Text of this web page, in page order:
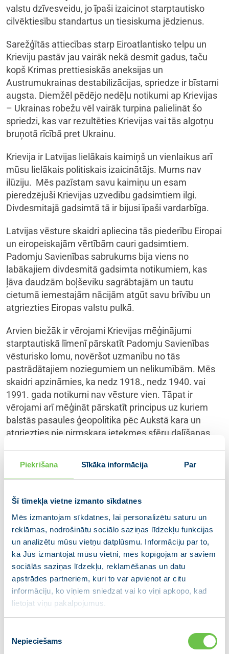
Piekrišana Sīkāka informācija Par
Šī tīmekļa vietne izmanto sīkdatnes
Mēs izmantojam sīkdatnes, lai personalizētu saturu un
reklāmas, nodrošinātu sociālo saziņas līdzekļu funkcijas
un analizētu mūsu vietņu datplūsmu. Informāciju par to,
kā Jūs izmantojat mūsu vietni, mēs kopīgojam ar saviem
sociālās saziņas līdzekļu, reklamēšanas un datu
apstrādes partneriem, kuri to var apvienot ar citu
informāciju, ko viņiem sniedzat vai ko viņi apkopo, kad
lietojat viņu pakalpojumus.
izvēle
Nepieciešams
valstu dzīvesveidu, jo īpaši izaicinot starptautisko
cilvēktiesību standartus un tiesiskuma jēdzienus.
Sarežģītās attiecības starp Eiroatlantisko telpu un
Krieviju pastāv jau vairāk nekā desmit gadus, taču
kopš Krimas prettiesiskās aneksijas un
Austrumukrainas destabilizācijas, spriedze ir bīstami
augsta. Diemžēl pēdējo nedēļu notikumi ap Krievijas
– Ukrainas robežu vēl vairāk turpina palielināt šo
spriedzi, kas var rezultēties Krievijas vai tās algotņu
bruņotā rīcībā pret Ukrainu.
Krievija ir Latvijas lielākais kaimiņš un vienlaikus arī
mūsu lielākais politiskais izaicinātājs. Mums nav
ilūziju. Mēs pazīstam savu kaimiņu un esam
pieredzējuši Krievijas uzvedību gadsimtiem ilgi.
Divdesmitajā gadsimtā tā ir bijusi īpaši vardarbīga.
Latvijas vēsture skaidri apliecina tās piederību Eiropai
un eiropeiskajām vērtībām cauri gadsimtiem.
Padomju Savienības sabrukums bija viens no
labākajiem divdesmitā gadsimta notikumiem, kas
ļāva daudzām boļševiku sagrābtajām un tautu
cietumā iemestajām nācijām atgūt savu brīvību un
atgriezties Eiropas valstu pulkā.
Arvien biežāk ir vērojami Krievijas mēģinājumi
starptautiskā līmenī pārskatīt Padomju Savienības
vēsturisko lomu, novēršot uzmanību no tās
pastrādātajiem noziegumiem un nelikumībām. Mēs
skaidri apzināmies, ka nedz 1918., nedz 1940. vai
1991. gada notikumi nav vēsture vien. Tāpat ir
vērojami arī mēģināt pārskatīt principus uz kuriem
balstās pasaules ģeopolitika pēc Aukstā kara un
atgriezties pie pirmskara ietekmes sfēru dalīšanas
Latvijas gadījumā mēģinājumi no Kremļa puses
pārrakstīt mūsu vēsturi lielākoties ir ne kas cits kā
mēģinājumi apšaubīt Latvijas tautas suverēno izvēli
un Latvijas esamību Eiropas, kā arī transatlantiskajā
kopienā.
Ārlietu ministrija ir daudz darījusi gan skaidrojot mūsu
vēsturi un pagātni mūsu sabiedrotajiem, gan arī
mūsu diasporā, kam kopīga vēsturiskā apziņa un
identitātes izjūta ir ļoti būtiska saiknes uzturēšanai ar
Latviju. Un arī turpmāk Ārlietu ministrija pievērsīs
pienācīgu uzmanību mūsu pagātnes, vēstures
skaidrošanai ārpus Latvijas, kam ir ne vien liela
kultūrvēsturiska vai intelektuāla, bet arī reālpolitiska